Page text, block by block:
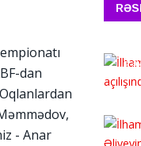
dan
- Anar
5